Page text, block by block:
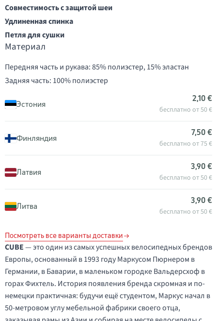
Совместимость с защитой шеи
Удлиненная спинка
Петля для сушки
Материал
Передняя часть и рукава: 85% полиэстер, 15% эластан
Задняя часть: 100% полиэстер
Эстония
2,10 €
бесплатно от 50 €
Финляндия
7,50 €
бесплатно от 75 €
Латвия
3,90 €
бесплатно от 50 €
Литва
3,90 €
бесплатно от 50 €
Посмотреть все варианты доставки
CUBE— это один из самых успешных велосипедных брендов
Европы, основанный в 1993 году Маркусом Пюрнером в
Германии, в Баварии, в маленьком городке Вальдерсхоф в
горах Фихтель. История появления бренда скромная и по-
немецки практичная: будучи ещё студентом, Маркус начал в
50-метровом углу мебельной фабрики своего отца,